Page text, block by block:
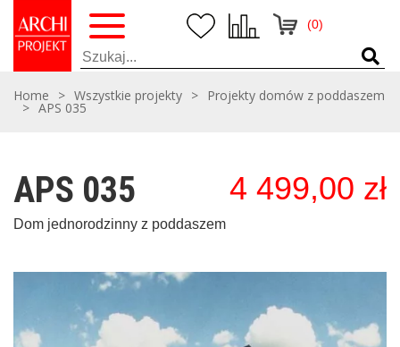
(0)
Home > Wszystkie projekty > Projekty domów z poddaszem
> APS 035
APS 035 4 499,00 zł
Dom jednorodzinny z poddaszem